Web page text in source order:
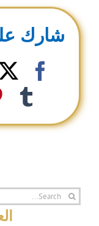
شارك
Search